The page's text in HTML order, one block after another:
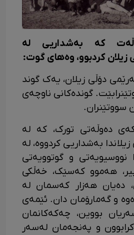
کە بەشداریی لە
زیلان کردبوو، وەهای گوت:
هەرێمی دۆڵی زیلان، یەک گوند
گوندەکانی ناوچەی
سووتێنران.
دەوڵەتی تورک، کە لە
بەشداریی کردووە، لە
نووسیویەتی و گوتوویەتی
هەموو کەسێک، خەڵکی
دەیان هەزار کەسمان لە
و گەمارۆمان دان. ئێمەی
بووین، چەکەکانمان
و پەنجەمان لەسەر